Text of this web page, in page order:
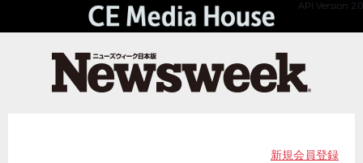
API Version 2.0
新規会員登録